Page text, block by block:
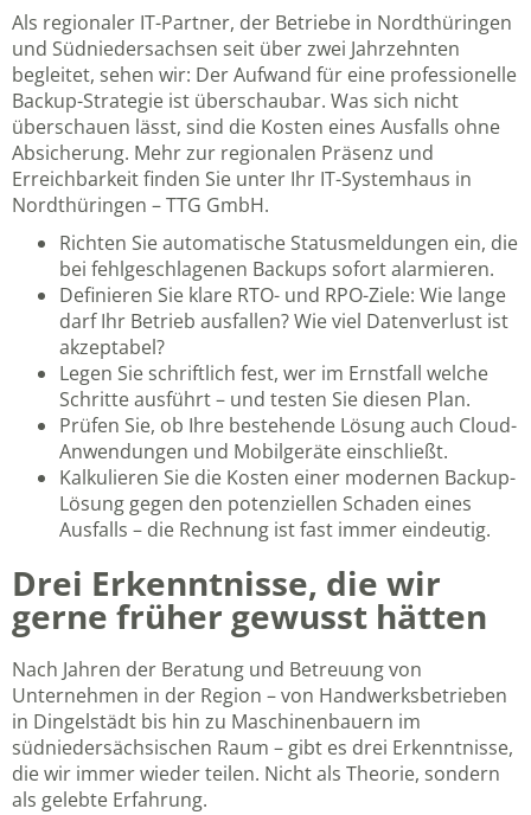
Als regionaler IT-Partner, der Betriebe in Nordthüringen
und Südniedersachsen seit über zwei Jahrzehnten
begleitet, sehen wir: Der Aufwand für eine professionelle
Backup-Strategie ist überschaubar. Was sich nicht
überschauen lässt, sind die Kosten eines Ausfalls ohne
Absicherung. Mehr zur regionalen Präsenz und
Erreichbarkeit finden Sie unter Ihr IT-Systemhaus in
Nordthüringen – TTG GmbH.
Richten Sie automatische Statusmeldungen ein, die
bei fehlgeschlagenen Backups sofort alarmieren.
Definieren Sie klare RTO- und RPO-Ziele: Wie lange
darf Ihr Betrieb ausfallen? Wie viel Datenverlust ist
akzeptabel?
Legen Sie schriftlich fest, wer im Ernstfall welche
Schritte ausführt – und testen Sie diesen Plan.
Prüfen Sie, ob Ihre bestehende Lösung auch Cloud-
Anwendungen und Mobilgeräte einschließt.
Kalkulieren Sie die Kosten einer modernen Backup-
Lösung gegen den potenziellen Schaden eines
Ausfalls – die Rechnung ist fast immer eindeutig.
Drei Erkenntnisse, die wir
gerne früher gewusst hätten
Nach Jahren der Beratung und Betreuung von
Unternehmen in der Region – von Handwerksbetrieben
in Dingelstädt bis hin zu Maschinenbauern im
südniedersächsischen Raum – gibt es drei Erkenntnisse,
die wir immer wieder teilen. Nicht als Theorie, sondern
als gelebte Erfahrung.